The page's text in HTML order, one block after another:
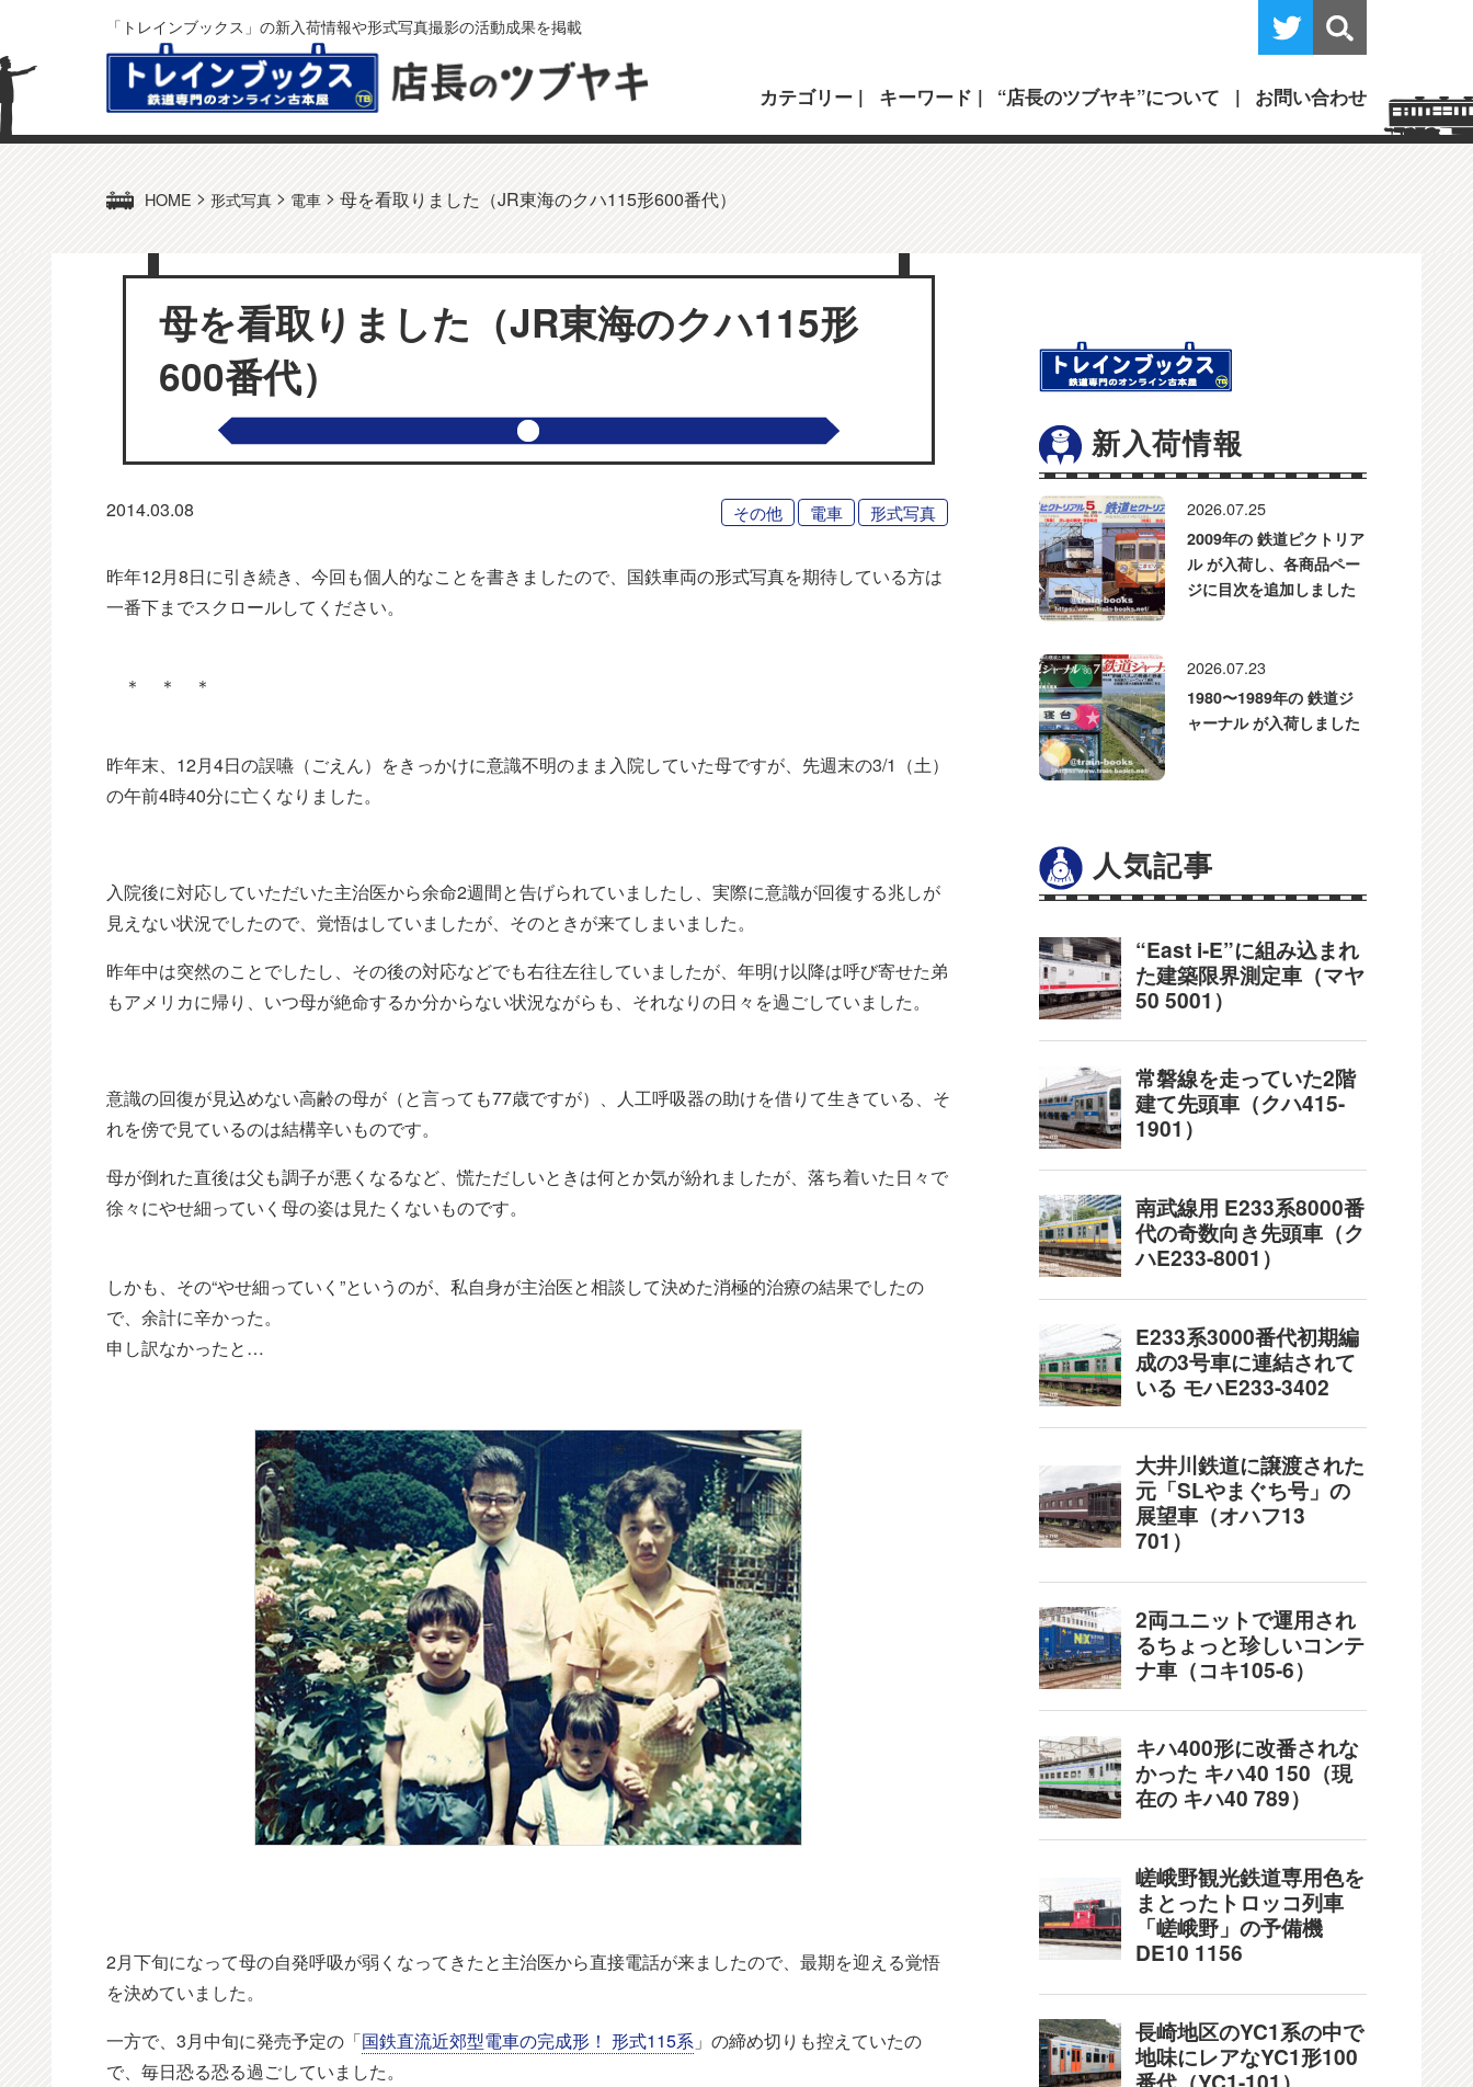
「トレインブックス」の新入荷情報や形式写真撮影の活動成果を掲載
カテゴリー キーワード “店長のツブヤキ”について お問い合わせ
HOME > 形式写真 > 電車 > 母を看取りました（JR東海のクハ115形600番代）
母を看取りました（JR東海のクハ115形
600番代）
2014.03.08 その他 電車 形式写真
昨年12月8日に引き続き、今回も個人的なことを書きましたので、国鉄車両の形式写真を期待している方は
一番下までスクロールしてください。
＊ ＊ ＊
昨年末、12月4日の誤嚥（ごえん）をきっかけに意識不明のまま入院していた母ですが、先週末の3/1（土）
の午前4時40分に亡くなりました。
入院後に対応していただいた主治医から余命2週間と告げられていましたし、実際に意識が回復する兆しが
見えない状況でしたので、覚悟はしていましたが、そのときが来てしまいました。
昨年中は突然のことでしたし、その後の対応などでも右往左往していましたが、年明け以降は呼び寄せた弟
もアメリカに帰り、いつ母が絶命するか分からない状況ながらも、それなりの日々を過ごしていました。
意識の回復が見込めない高齢の母が（と言っても77歳ですが）、人工呼吸器の助けを借りて生きている、そ
れを傍で見ているのは結構辛いものです。
母が倒れた直後は父も調子が悪くなるなど、慌ただしいときは何とか気が紛れましたが、落ち着いた日々で
徐々にやせ細っていく母の姿は見たくないものです。
しかも、その“やせ細っていく”というのが、私自身が主治医と相談して決めた消極的治療の結果でしたの
で、余計に辛かった。
申し訳なかったと…
2月下旬になって母の自発呼吸が弱くなってきたと主治医から直接電話が来ましたので、最期を迎える覚悟
を決めていました。
一方で、3月中旬に発売予定の「国鉄直流近郊型電車の完成形！ 形式115系 」の締め切りも控えていたの
で、毎日恐る恐る過ごしていました。
新入荷情報
2026.07.25
2009年の 鉄道ピクトリア
ル が入荷し、各商品ペー
ジに目次を追加しました
2026.07.23
1980〜1989年の 鉄道ジ
ャーナル が入荷しました
人気記事